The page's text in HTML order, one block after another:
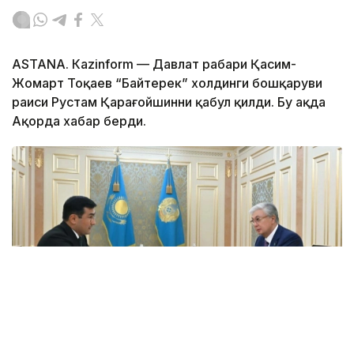
ASTANА. Каzinform — Давлат раҳбари Қасим-
Жомарт Тоқаев “Байтерек” холдинги бошқаруви
раиси Рустам Қарағойшинни қабул қилди. Бу ҳақда
Ақорда хабар берди.